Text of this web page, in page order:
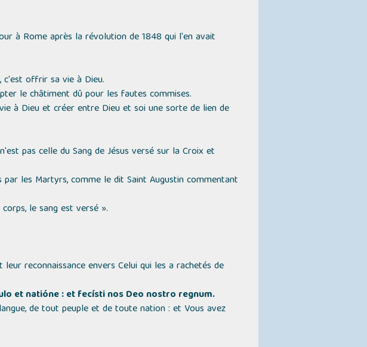
à Rome après la révolution de 1848 qui l'en avait
c'est offrir sa vie à Dieu.
le châtiment dû pour les fautes commises.
à Dieu et créer entre Dieu et soi une sorte de lien de
pas celle du Sang de Jésus versé sur la Croix et
les Martyrs, comme le dit Saint Augustin commentant
le sang est versé ».
reconnaissance envers Celui qui les a rachetés de
et natióne : et fecísti nos Deo nostro regnum.
de tout peuple et de toute nation : et Vous avez